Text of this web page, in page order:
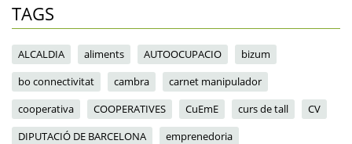
TAGS
ALCALDIA aliments AUTOOCUPACIO
bizum
bo connectivitat
cambra
carnet manipulador
cooperativa
COOPERATIVES CuEmE curs de tall
CV
DIPUTACIÓ DE BARCELONA
emprenedoria